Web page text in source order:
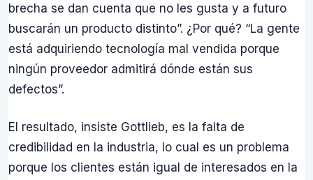
brecha se dan cuenta que no les gusta y a futuro
buscarán un producto distinto”. ¿Por qué? “La gente
está adquiriendo tecnología mal vendida porque
ningún proveedor admitirá dónde están sus
defectos”.
El resultado, insiste Gottlieb, es la falta de
credibilidad en la industria, lo cual es un problema
porque los clientes están igual de interesados en la